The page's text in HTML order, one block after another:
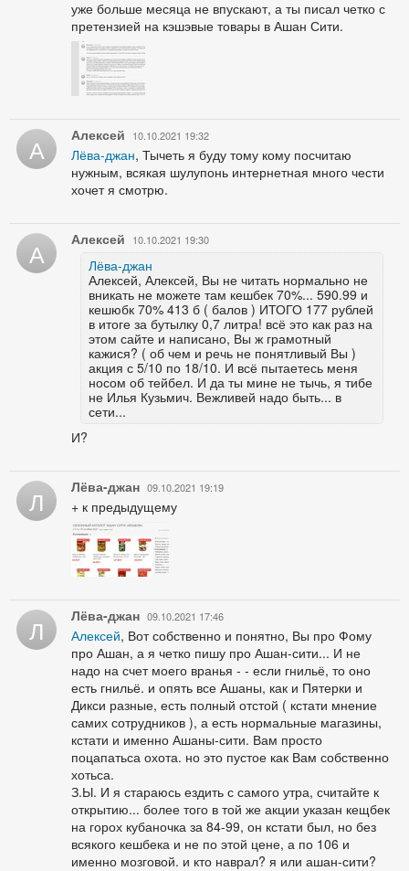
уже больше месяца не впускают, а ты писал четко с
претензией на кэшэвые товары в Ашан Сити.
А Алексей 10.10.2021 19:32
Лёва-джан, Тычеть я буду тому кому посчитаю
нужным, всякая шулупонь интернетная много чести
хочет я смотрю.
А Алексей 10.10.2021 19:30
Лёва-джан
Алексей, Алексей, Вы не читать нормально не
вникать не можете там кешбек 70%... 590.99 и
кешюбк 70% 413 б ( балов ) ИТОГО 177 рублей
в итоге за бутылку 0,7 литра! всё это как раз на
этом сайте и написано, Вы ж грамотный
кажися? ( об чем и речь не понятливый Вы )
акция с 5/10 по 18/10. И всё пытаетесь меня
носом об тейбел. И да ты мине не тычь, я тибе
не Илья Кузьмич. Вежливей надо быть... в
сети...
И?
Л Лёва-джан 09.10.2021 19:19
+ к предыдущему
Л Лёва-джан 09.10.2021 17:46
Алексей, Вот собственно и понятно, Вы про Фому
про Ашан, а я четко пишу про Ашан-сити... И не
надо на счет моего вранья - - если гнильё, то оно
есть гнильё. и опять все Ашаны, как и Пятерки и
Дикси разные, есть полный отстой ( кстати мнение
самих сотрудников ), а есть нормальные магазины,
кстати и именно Ашаны-сити. Вам просто
поцапатьса охота. но это пустое как Вам собственно
хотьса.
З.Ы. И я стараюсь ездить с самого утра, считайте к
открытию... более того в той же акции указан кещбек
на горох кубаночка за 84-99, он кстати был, но без
всякого кешбека и не по этой цене, а по 106 и
именно мозговой. и кто наврал? я или ашан-сити?